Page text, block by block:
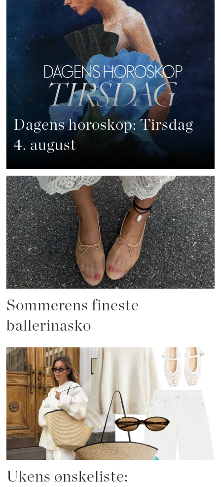
Dagens horoskop: Tirsdag
4. august
Sommerens fineste
ballerinasko
Ukens ønskeliste: